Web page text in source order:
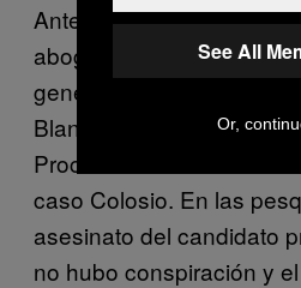
Antes, se había
abogado general de la
general de la CNDH en el
Blancas y Subprocurador
Procuraduría General de
caso Colosio. En las
asesinato del candidato
no hubo conspiración y
See All
Or,